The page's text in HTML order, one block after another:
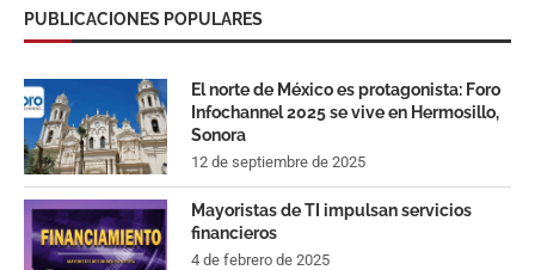
PUBLICACIONES POPULARES
El norte de México es protagonista: Foro
Infochannel 2025 se vive en Hermosillo,
Sonora
12 de septiembre de 2025
Mayoristas de TI impulsan servicios
financieros
4 de febrero de 2025